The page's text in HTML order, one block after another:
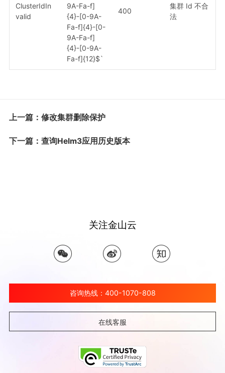
ClusterIdIn
valid
9A-Fa-f]
{4}-[0-9A-
Fa-f]{4}-[0-
9A-Fa-f]
{4}-[0-9A-
Fa-f]{12}$`
400
集群 Id 不合
法
上一篇：修改集群删除保护
下一篇：查询Helm3应用历史版本
关注金山云
咨询热线：400-1070-808
在线客服